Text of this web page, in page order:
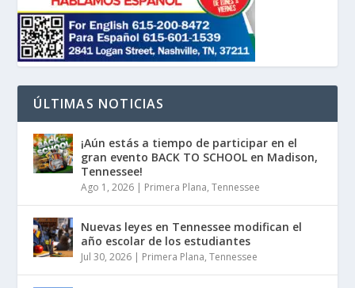
ÚLTIMAS NOTICIAS
¡Aún estás a tiempo de participar en el
gran evento BACK TO SCHOOL en Madison,
Tennessee!
Ago 1, 2026 | Primera Plana,Tennessee
Nuevas leyes en Tennessee modifican el
año escolar de los estudiantes
Jul 30, 2026 | Primera Plana,Tennessee